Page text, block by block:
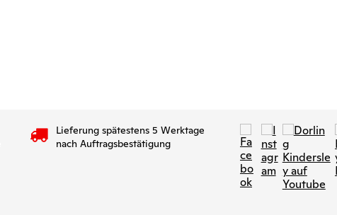
Lieferung spätestens 5 Werktage
nach Auftragsbestätigung